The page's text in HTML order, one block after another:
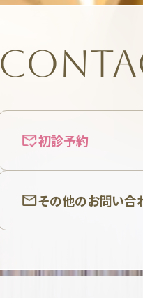
初診予約
その他のお問い合